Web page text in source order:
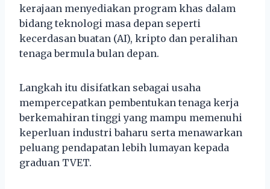
kerajaan menyediakan program khas dalam
bidang teknologi masa depan seperti
kecerdasan buatan (AI), kripto dan peralihan
tenaga bermula bulan depan.
Langkah itu disifatkan sebagai usaha
mempercepatkan pembentukan tenaga kerja
berkemahiran tinggi yang mampu memenuhi
keperluan industri baharu serta menawarkan
peluang pendapatan lebih lumayan kepada
graduan TVET.